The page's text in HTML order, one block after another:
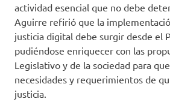
actividad esencial que no debe
Aguirre refirió que la
justicia digital debe surgir desde el
pudiéndose enriquecer con las
Legislativo y de la sociedad para
necesidades y requerimientos de
justicia.